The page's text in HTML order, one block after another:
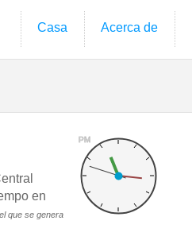
Casa Acerca de
PM
en
que se genera